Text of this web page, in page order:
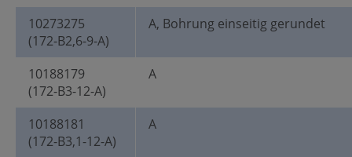
10273275
(172-B2,6-9-A)
A, Bohrung einseitig gerundet
10188179
(172-B3-12-A)
A
10188181
(172-B3,1-12-A)
A